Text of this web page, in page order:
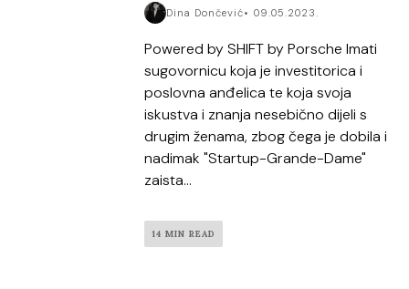
Dina Dončević 09.05.2023.
Powered by SHIFT by Porsche Imati
sugovornicu koja je investitorica i
poslovna anđelica te koja svoja
iskustva i znanja nesebično dijeli s
drugim ženama, zbog čega je dobila i
nadimak "Startup-Grande-Dame"
zaista...
14 MIN READ